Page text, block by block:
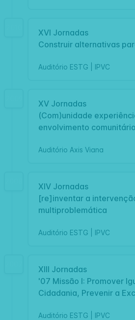
XVI Jornadas
Construir alternativas
Auditório ESTG | IPVC
XV Jornadas
(Com)unidade
envolvimento comunitário
Auditório Axis Viana
XIV Jornadas
[re]inventar a
multiproblemática
Auditório ESTG | IPVC
XIII Jornadas
'07 Missão I: Promover
Cidadania, Prevenir a
Auditório ESTG | IPVC